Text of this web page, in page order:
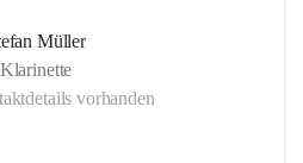
Müller
Klarinette
vorhanden